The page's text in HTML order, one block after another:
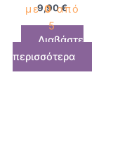
με0από
5
9,90€
Διαβάστε
περισσότερα